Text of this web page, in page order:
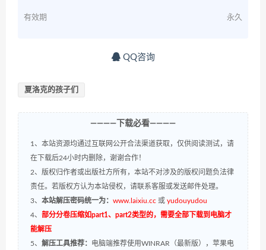
有效期 永久
QQ咨询
夏洛克的孩子们
————下载必看————
1、本站资源均通过互联网公开合法渠道获取，仅供阅读测试，请
在下载后24小时内删除，谢谢合作！
2、版权归作者或出版社方所有，本站不对涉及的版权问题负法律
责任。若版权方认为本站侵权，请联系客服或发送邮件处理。
3、 本站解压密码统一为： www.laixiu.cc 或 yudouyudou
4、 部分分卷压缩如part1、part2类型的，需要全部下载到电脑才
能解压
5、 解压工具推荐： 电脑端推荐使用WINRAR（最新版），苹果电